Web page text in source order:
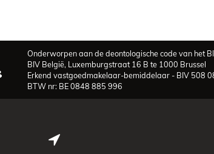
Onderworpen aan de deontologische code van het
BIV België, Luxemburgstraat 16 B te 1000 Brussel
Erkend vastgoedmakelaar-bemiddelaar - BIV 508
BTW nr: BE 0848 885 996